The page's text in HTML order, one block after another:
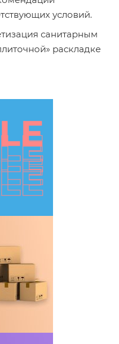
условий.
санитарным
раскладке